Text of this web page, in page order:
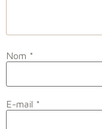
Nom *
E-mail *